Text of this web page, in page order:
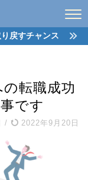
戻すチャンス
の転職成功
です
/ 2022年9月20日